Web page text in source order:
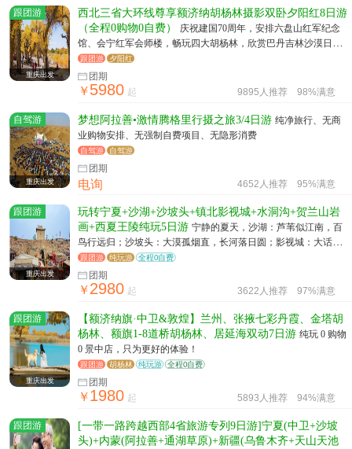
跟团游
重庆出发
西北三省大环线尊享额济纳胡杨林摄影双卧夕阳红8日游
（全程0购物0自费）
庆祝建国70周年，安排六盘山红军纪念
馆、会宁红军会师楼，畅玩四大胡杨林，欣赏巴丹吉林沙漠日落
和居延海日出、怪树林黄昏
跟团游 夕阳红
团期
￥5980 起 9895人推荐 98%满意
自驾游
重庆出发
梦想阿拉善•激情腾格里行摄之旅3/4日游 纯净旅行、无商
业购物安排、无强制自费项目、无隐形消费
自驾游 自驾游
团期
电询 4652人推荐 95%满意
跟团游
重庆出发
玩转宁夏+沙湖+沙坡头+镇北影视城+水洞沟+贺兰山岩
画+西夏王陵纯玩5日游 宁静的夏天，沙湖：芦苇似江南，百
鸟行远归；沙坡头：大漠孤烟直，长河落日圆；影视城：大话西
游，重温影视经典 ；贺兰山岩画：岁月失语，唯石能言；西夏王
陵：九代帝王陵，见证消逝历史
跟团游 纯玩游 全程0自费
团期
￥2980 起 3622人推荐 97%满意
跟团游
重庆出发
【额济纳旗·中卫&敦煌】兰州、张掖七彩丹霞、金塔胡
杨林、额旗1-8道桥胡杨林、居延海双动7日游 纯玩 0 购物
0 景中店，只为更好的体验！
跟团游 胡杨林 纯玩游 全程0自费
团期
￥1980 起 5893人推荐 94%满意
跟团游
[一带一路跨越西部4省旅游专列9日游]宁夏(中卫+沙坡
头)+内蒙(阿拉善+通湖草原)+新疆(乌鲁木齐+天山天池